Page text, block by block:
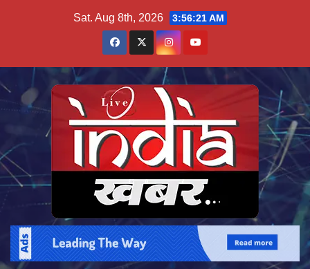
Sat. Aug 8th, 2026 3:56:22 AM